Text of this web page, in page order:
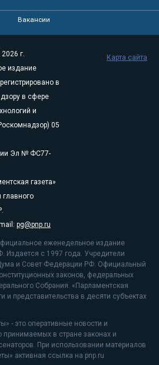
Вакансии
г.
издание
в
в сфере
и
05
Эл № ФС77-
газета»
pg@pnp.ru
еженедельное издание
Издается с 1997 года. Учредители
и Совет Федерации РФ. Официальный
законов, федеральных
Собрания. «Парламентская
и представительства в десяти субъектах
- это оперативные новости и
в стране законах и
При использовании материалов
активная ссылка на pnp.ru
Карта сайта